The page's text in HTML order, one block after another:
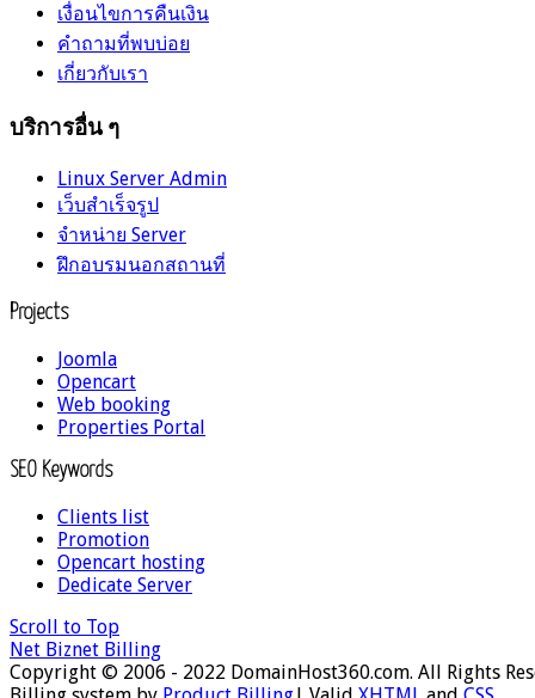
เงื่อนไขการคืนเงิน
คำถามที่พบบ่อย
เกี่ยวกับเรา
บริการอื่น ๆ
Linux Server Admin
เว็บสำเร็จรูป
จำหน่าย Server
ฝึกอบรมนอกสถานที่
Projects
Joomla
Opencart
Web booking
Properties Portal
SEO Keywords
Clients list
Promotion
Opencart hosting
Dedicate Server
Scroll to Top
Net Biznet Billing
Copyright © 2006 - 2022 DomainHost360.com. All Rights